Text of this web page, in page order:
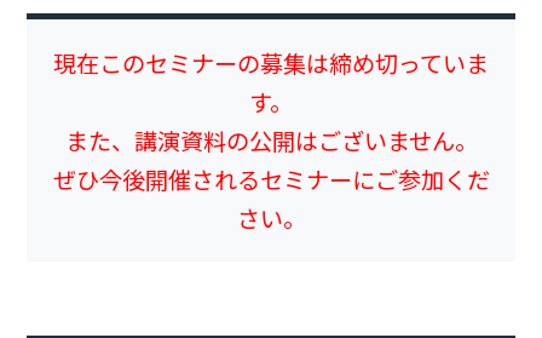
現在このセミナーの募集は締め切っていま
す。
また、講演資料の公開はございません。
ぜひ今後開催されるセミナーにご参加くだ
さい。